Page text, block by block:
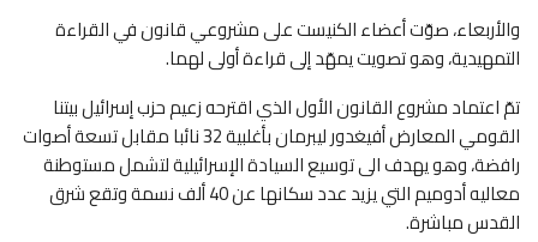
والأربعاء، صوّت أعضاء الكنيست على مشروعي قانون في القراءة
التمهيدية، وهو تصويت يمهّد إلى قراءة أولى لهما.
تمّ اعتماد مشروع القانون الأول الذي اقترحه زعيم حزب إسرائيل بيتنا
القومي المعارض أفيغدور ليبرمان بأغلبية 32 نائبا مقابل تسعة أصوات
رافضة، وهو يهدف الى توسيع السيادة الإسرائيلية لتشمل مستوطنة
معاليه أدوميم التي يزيد عدد سكانها عن 40 ألف نسمة وتقع شرق
القدس مباشرة.